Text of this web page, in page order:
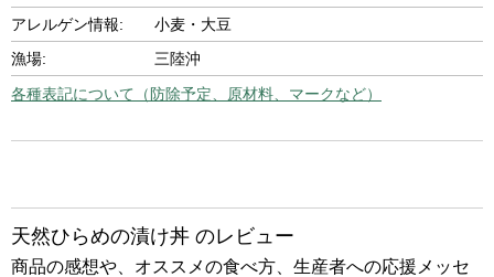
アレルゲン情報:
小麦・大豆
漁場:
三陸沖
各種表記について（防除予定、原材料、マークなど）
天然ひらめの漬け丼 のレビュー
商品の感想や、オススメの食べ方、生産者への応援メッセ